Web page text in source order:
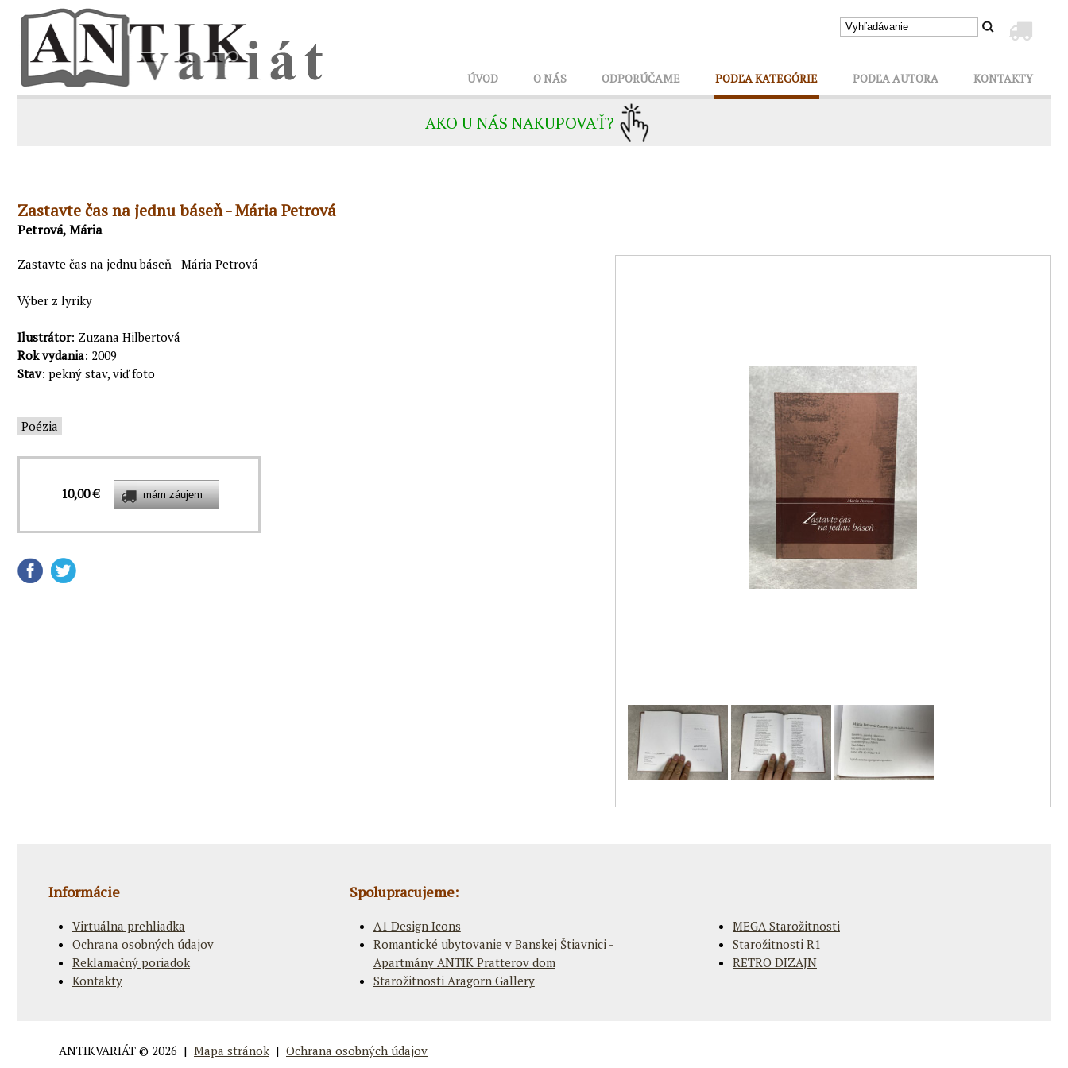
ÚVOD O NÁS ODPORÚČAME PODĽA KATEGÓRIE PODĽA AUTORA KONTAKTY
AKO U NÁS NAKUPOVAŤ?
Zastavte čas na jednu báseň - Mária Petrová
Petrová, Mária
Zastavte čas na jednu báseň - Mária Petrová
Výber z lyriky
Ilustrátor: Zuzana Hilbertová
Rok vydania: 2009
Stav: pekný stav, viď foto
Poézia
10,00 €
Informácie
Virtuálna prehliadka
Ochrana osobných údajov
Reklamačný poriadok
Kontakty
Spolupracujeme:
A1 Design Icons
Romantické ubytovanie v Banskej Štiavnici -
Apartmány ANTIK Pratterov dom
Starožitnosti Aragorn Gallery
MEGA Starožitnosti
Starožitnosti R1
RETRO DIZAJN
ANTIKVARIÁT © 2026 | Mapa stránok | Ochrana osobných údajov